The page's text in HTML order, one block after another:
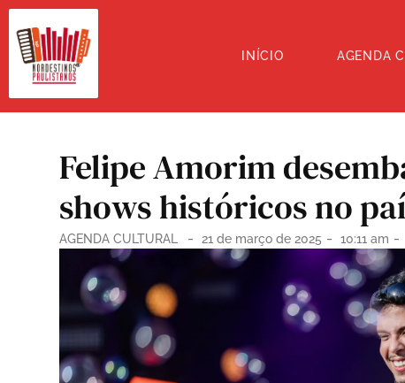
INÍCIO AGENDA
Felipe Amorim
shows históricos no
AGENDA CULTURAL - 21 de março de 2025 - 10:11 am -